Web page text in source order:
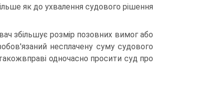
як до ухвалення судового рішення
збільшує розмір позовних вимог або
несплачену суму судового
одночасно просити суд про